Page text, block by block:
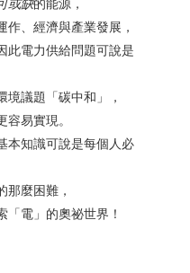
或缺的能源，
、經濟與產業發展，
此電力供給問題可說是
境議題「碳中和」，
易實現。
本知識可說是每個人必
那麼困難，
「電」的奧祕世界！